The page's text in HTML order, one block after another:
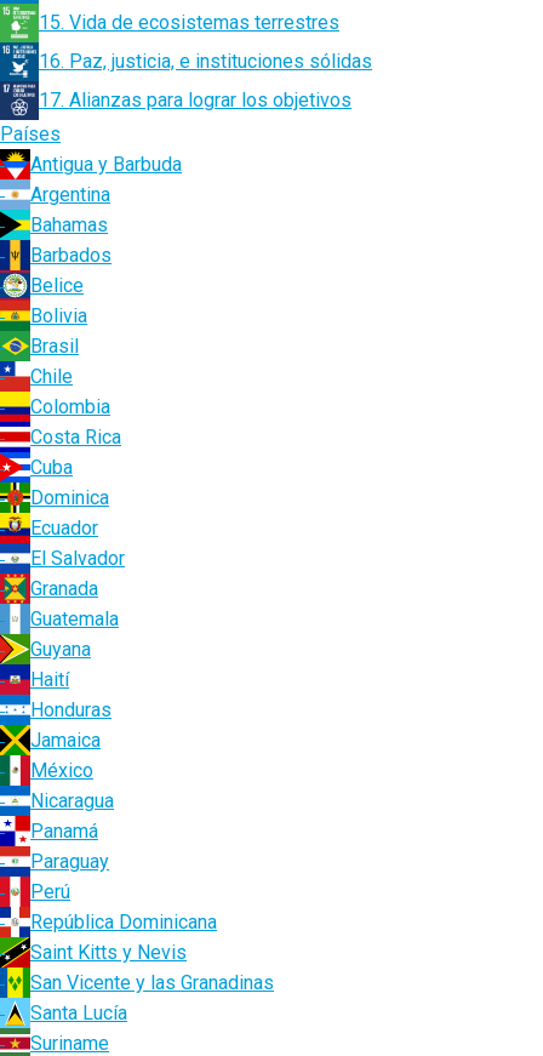
15. Vida de ecosistemas terrestres
16. Paz, justicia, e instituciones sólidas
17. Alianzas para lograr los objetivos
Países
Antigua y Barbuda
Argentina
Bahamas
Barbados
Belice
Bolivia
Brasil
Chile
Colombia
Costa Rica
Cuba
Dominica
Ecuador
El Salvador
Granada
Guatemala
Guyana
Haití
Honduras
Jamaica
México
Nicaragua
Panamá
Paraguay
Perú
República Dominicana
Saint Kitts y Nevis
San Vicente y las Granadinas
Santa Lucía
Suriname